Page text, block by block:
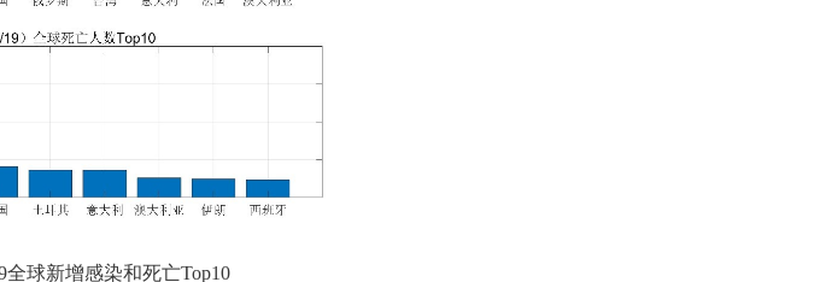
全球新增感染和死亡Top10